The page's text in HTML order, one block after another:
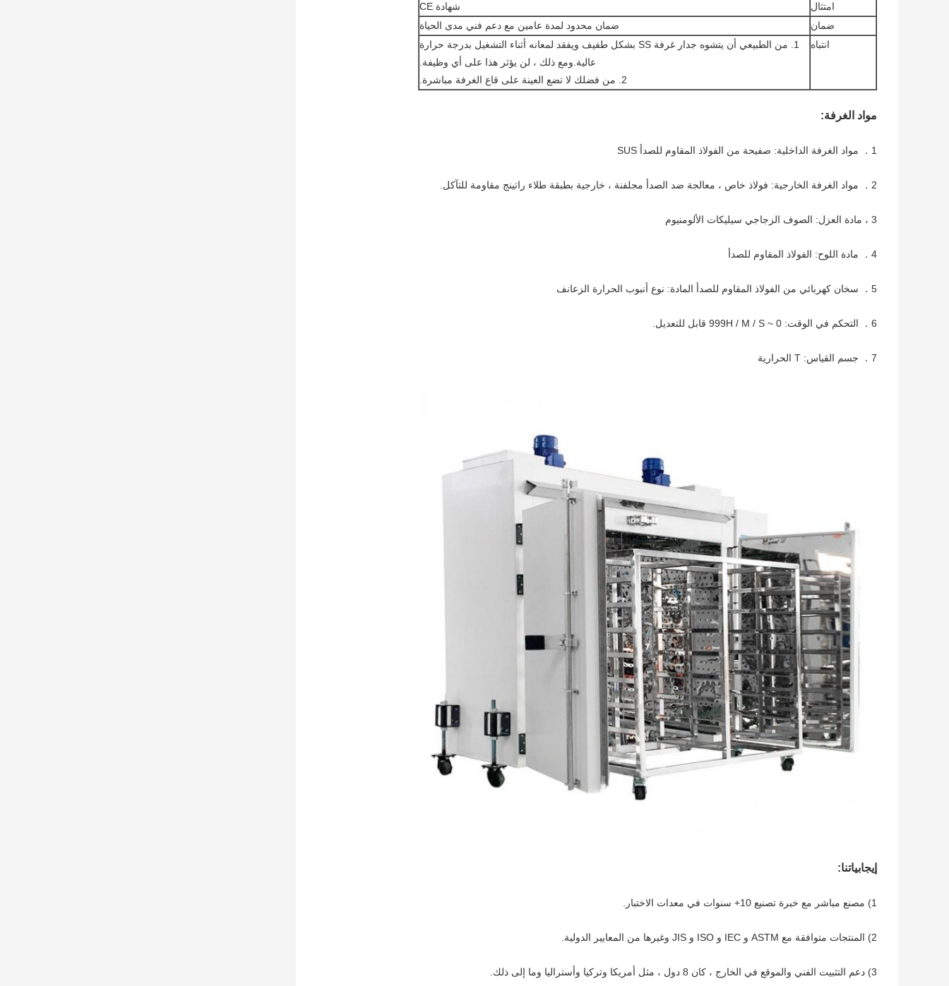
امتثال
شهادة CE
ضمان
ضمان محدود لمدة عامين مع دعم فني مدى الحياة
انتباه
1. من الطبيعي أن يتشوه جدار غرفة SS بشكل طفيف ويفقد لمعانه أثناء التشغيل بدرجة حرارة
عالية.ومع ذلك ، لن يؤثر هذا على أي وظيفة.
2. من فضلك لا تضع العينة على قاع الغرفة مباشرة.
مواد الغرفة:
1． مواد الغرفة الداخلية: صفيحة من الفولاذ المقاوم للصدأ SUS
2． مواد الغرفة الخارجية: فولاذ خاص ، معالجة ضد الصدأ مجلفنة ، خارجية بطبقة طلاء راتينج مقاومة للتآكل.
3 ، مادة العزل: الصوف الزجاجي سيليكات الألومنيوم
4． مادة اللوح: الفولاذ المقاوم للصدأ
5． سخان كهربائي من الفولاذ المقاوم للصدأ المادة: نوع أنبوب الحرارة الزعانف
6． التحكم في الوقت: 0 ~ 999H / M / S قابل للتعديل.
7． جسم القياس: T الحرارية
إيجابياتنا:
1) مصنع مباشر مع خبرة تصنيع 10+ سنوات في معدات الاختبار.
2) المنتجات متوافقة مع ASTM و IEC و ISO و JIS وغيرها من المعايير الدولية.
3) دعم التثبيت الفني والموقع في الخارج ، كان 8 دول ، مثل أمريكا وتركيا وأستراليا وما إلى ذلك.